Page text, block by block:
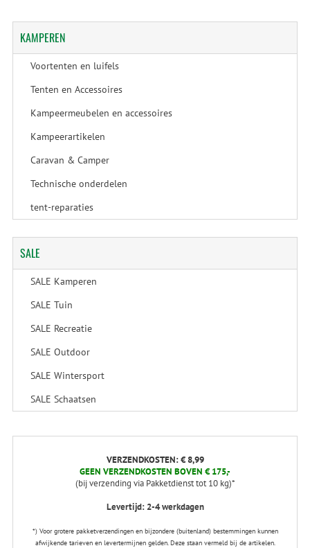
KAMPEREN
Voortenten en luifels
Tenten en Accessoires
Kampeermeubelen en accessoires
Kampeerartikelen
Caravan & Camper
Technische onderdelen
tent-reparaties
SALE
SALE Kamperen
SALE Tuin
SALE Recreatie
SALE Outdoor
SALE Wintersport
SALE Schaatsen
VERZENDKOSTEN: € 8,99
GEEN VERZENDKOSTEN BOVEN € 175,-
(bij verzending via Pakketdienst tot 10 kg)*
Levertijd: 2-4 werkdagen
*) Voor grotere pakketverzendingen en bijzondere (buitenland) bestemmingen kunnen
afwijkende tarieven en levertermijnen gelden. Deze staan vermeld bij de artikelen.